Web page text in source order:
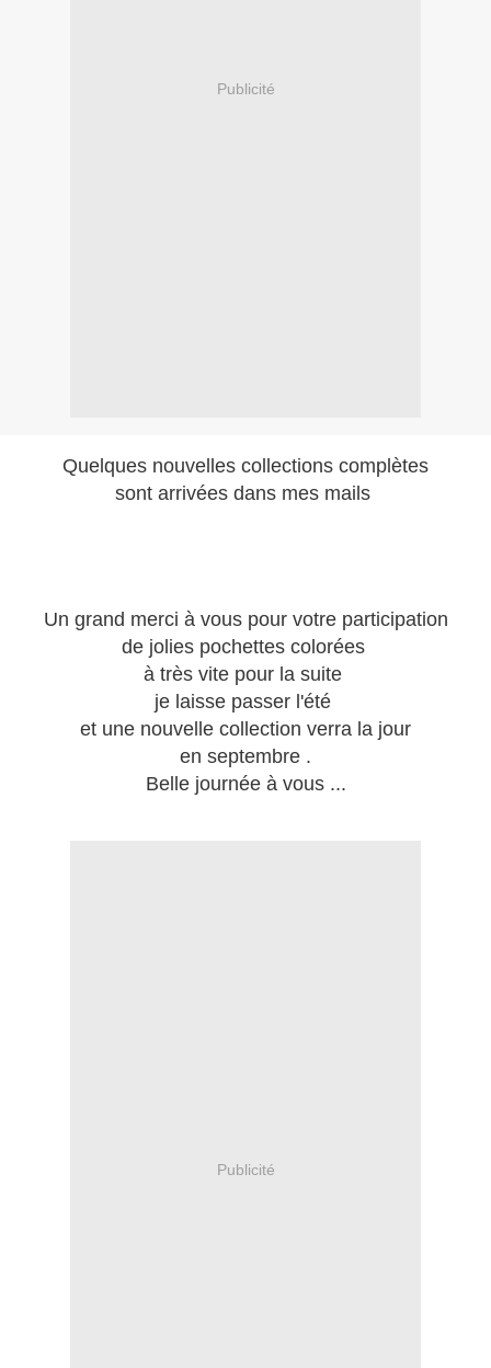
Publicité
Quelques nouvelles collections complètes
sont arrivées dans mes mails
Un grand merci à vous pour votre participation
de jolies pochettes colorées
à très vite pour la suite
je laisse passer l'été
et une nouvelle collection verra la jour
en septembre .
Belle journée à vous ...
Publicité